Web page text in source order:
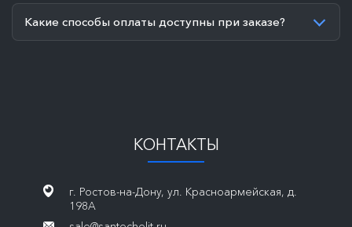
Какие способы оплаты доступны при заказе?
КОНТАКТЫ
г. Ростов-на-Дону, ул. Красноармейская, д.
198А